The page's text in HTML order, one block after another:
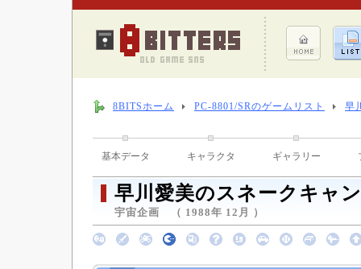
8BITSホーム PC-8801/SRのゲームリスト 早
基本データ キャラクタ ギャラリー
早川愛美のスネークキャ
宇宙企画 （ 1988年 12月 ）